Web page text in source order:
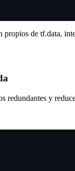
de tf.data,
redundantes y